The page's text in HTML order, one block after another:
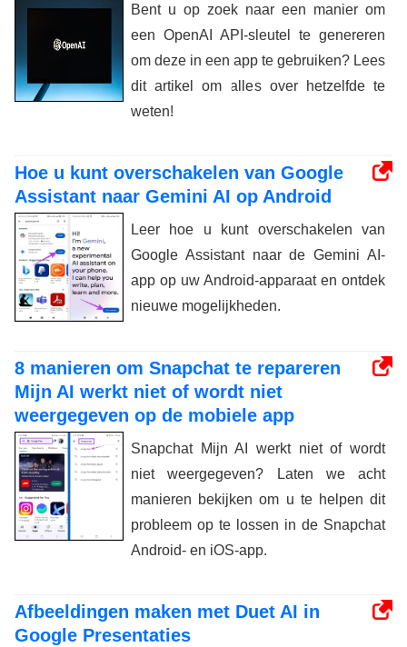
Bent u op zoek naar een manier om
een ​​OpenAI API-sleutel te genereren
om deze in een app te gebruiken? Lees
dit artikel om alles over hetzelfde te
weten!
Hoe u kunt overschakelen van Google
Assistant naar Gemini AI op Android
Leer hoe u kunt overschakelen van
Google Assistant naar de Gemini AI-
app op uw Android-apparaat en ontdek
nieuwe mogelijkheden.
8 manieren om Snapchat te repareren
Mijn AI werkt niet of wordt niet
weergegeven op de mobiele app
Snapchat Mijn AI werkt niet of wordt
niet weergegeven? Laten we acht
manieren bekijken om u te helpen dit
probleem op te lossen in de Snapchat
Android- en iOS-app.
Afbeeldingen maken met Duet AI in
Google Presentaties